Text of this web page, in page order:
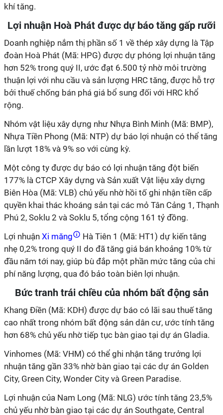
khí tăng.
Lợi nhuận Hoà Phát được dự báo tăng gấp rưỡi
Doanh nghiệp nắm thị phần số 1 về thép xây dựng là Tập
đoàn Hoà Phát (Mã: HPG) được dự phóng lợi nhuận tăng
hơn 52% trong quý II, ước đạt 6.500 tỷ nhờ môi trường
thuận lợi với nhu cầu và sản lượng HRC tăng, được hỗ trợ
bởi thuế chống bán phá giá bổ sung đối với HRC khổ
rộng.
Nhóm vật liệu xây dựng như Nhựa Bình Minh (Mã: BMP),
Nhựa Tiền Phong (Mã: NTP) dự báo lợi nhuận có thể tăng
lần lượt 18% và 9% so với cùng kỳ.
Một công ty được dự báo có lợi nhuận tăng đột biến
177% là CTCP Xây dựng và Sản xuất Vật liệu xây dựng
Biên Hòa (Mã: VLB) chủ yếu nhờ hồi tố ghi nhận tiền cấp
quyền khai thác khoáng sản tại các mỏ Tân Cảng 1, Thạnh
Phú 2, Soklu 2 và Soklu 5, tổng cộng 161 tỷ đồng.
Lợi nhuận Xi măng
Hà Tiên 1 (Mã: HT1) dự kiến tăng
nhẹ 0,2% trong quý II do đã tăng giá bán khoảng 10% từ
đầu năm tới nay, giúp bù đắp một phần mức tăng của chi
phí năng lượng, qua đó bảo toàn biên lợi nhuận.
Bức tranh trái chiều của nhóm bất động sản
Khang Điền (Mã: KDH) được dự báo có lãi sau thuế tăng
cao nhất trong nhóm bất động sản dân cư, ước tính tăng
hơn 68% chủ yếu nhờ tiếp tục bàn giao tại dự án Gladia.
Vinhomes (Mã: VHM) có thể ghi nhận tăng trưởng lợi
nhuận tăng gần 33% nhờ bàn giao tại các dự án Golden
City, Green City, Wonder City và Green Paradise.
Lợi nhuận của Nam Long (Mã: NLG) ước tính tăng 23,5%
chủ yếu nhờ bàn giao tại các dự án Southgate, Central